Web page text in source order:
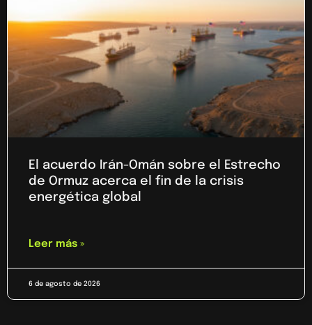
El acuerdo Irán-Omán sobre el Estrecho
de Ormuz acerca el fin de la crisis
energética global
Leer más »
6 de agosto de 2026